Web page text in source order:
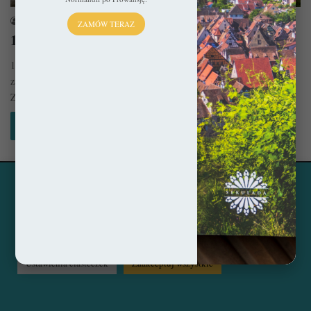
8 maja 2019
10 miast we Francji, które pokochacie!
10 miast we Francji, które pokochacie to subiektywny zbiór, mający
zachęcić Was do odkrywania niepopularnych zakątków kolebki gotyku.
Znalazły się…
© Copyright 2014 - 2026, All Rights Reserved by sekulada.com
PinterestInstagram
Ta strona korzysta z ciasteczek, aby świadczyć usługi na
najwyższym poziomie. Klikając opcję "Zaakceptuj wszystkie"
zgadzasz się na użycie wszystkich ciasteczek. Możesz również
przejść do "Ustawień Ciasteczek", aby zgodzić się tylko na
Czytaj więcej...
Ustawienia ciasteczek Zaakceptuj wszystkie
ZAMÓW TERAZ